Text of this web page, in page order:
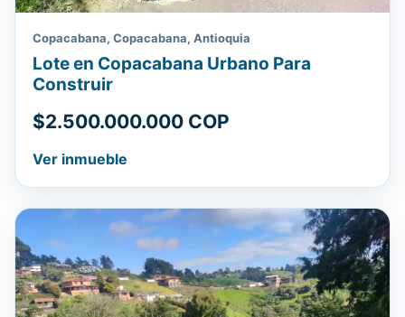
Copacabana, Copacabana, Antioquia
Lote en Copacabana Urbano Para
Construir
$2.500.000.000 COP
Ver inmueble